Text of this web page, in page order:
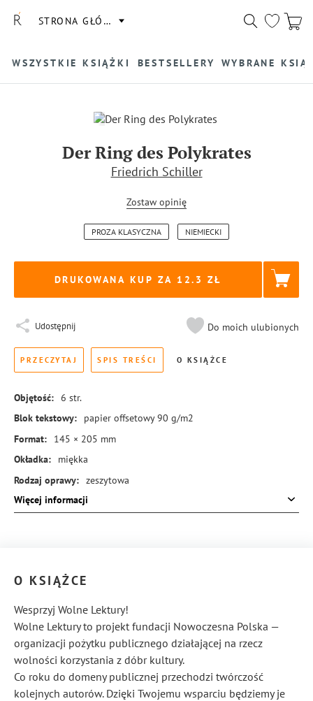
STRONA GŁÓWNA
WSZYSTKIE KSIĄŻKI BESTSELLERY WYBRANE
Der Ring des Polykrates
Friedrich Schiller
Zostaw opinię
PROZA KLASYCZNA NIEMIECKI
DRUKOWANA KUP ZA 12.3
Udostępnij Do moich ulubionych
PRZECZYTAJ SPIS TREŚCI O KSIĄŻCE
Objętość: 6 str.
Blok tekstowy:
papier offsetowy 90 g/m2
Format:
145 × 205 mm
Okładka:
miękka
Rodzaj oprawy: zeszytowa
ISBN:
978-83-288-0847-8
Więcej informacji
O KSIĄŻCE
Wesprzyj Wolne Lektury!
Wolne Lektury to projekt fundacji Nowoczesna Polska —
organizacji pożytku publicznego działającej na rzecz
wolności korzystania z dóbr kultury.
Co roku do domeny publicznej przechodzi twórczość
kolejnych autorów. Dzięki Twojemu wsparciu będziemy je